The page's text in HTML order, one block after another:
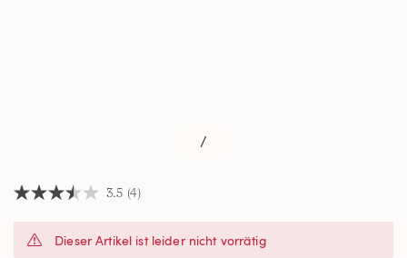
/
3.5
Sternen,
3.5 (4)
Dieser Artikel ist leider nicht vorrätig